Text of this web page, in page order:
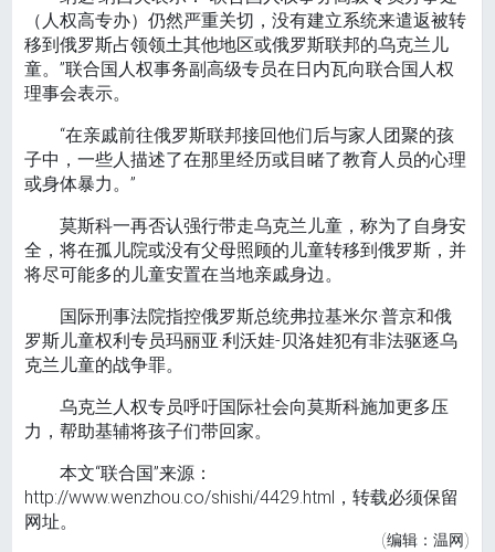
（人权高专办）仍然严重关切，没有建立系统来遣返被转
移到俄罗斯占领领土其他地区或俄罗斯联邦的乌克兰儿
童。”联合国人权事务副高级专员在日内瓦向联合国人权
理事会表示。
“在亲戚前往俄罗斯联邦接回他们后与家人团聚的孩
子中，一些人描述了在那里经历或目睹了教育人员的心理
或身体暴力。”
莫斯科一再否认强行带走乌克兰儿童，称为了自身安
全，将在孤儿院或没有父母照顾的儿童转移到俄罗斯，并
将尽可能多的儿童安置在当地亲戚身边。
国际刑事法院指控俄罗斯总统弗拉基米尔·普京和俄
罗斯儿童权利专员玛丽亚·利沃娃-贝洛娃犯有非法驱逐乌
克兰儿童的战争罪。
乌克兰人权专员呼吁国际社会向莫斯科施加更多压
力，帮助基辅将孩子们带回家。
本文“联合国”来源：
http://www.wenzhou.co/shishi/4429.html，转载必须保留
网址。
(编辑：温网)